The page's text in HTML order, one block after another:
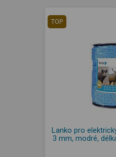
TOP
Lanko pro
3 mm, modré,